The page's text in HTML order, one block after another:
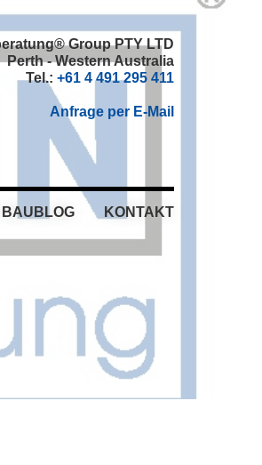
Group PTY LTD
Perth - Western Australia
Tel.: +61 4 491 295 411
Anfrage per E-Mail
BAUBLOG KONTAKT